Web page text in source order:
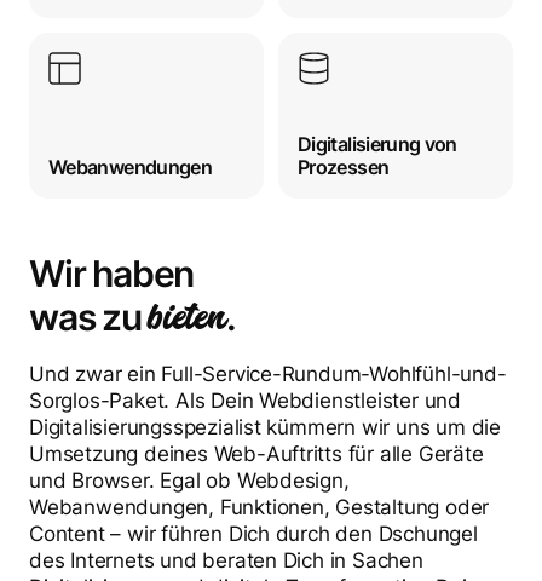
Webanwendungen
Digitalisierung von
Prozessen
Wir haben
was zubieten.
Und zwar ein Full-Service-Rundum-Wohlfühl-und-
Sorglos-Paket. Als Dein Webdienstleister und
Digitalisierungsspezialist kümmern wir uns um die
Umsetzung deines Web-Auftritts für alle Geräte
und Browser. Egal ob Webdesign,
Webanwendungen, Funktionen, Gestaltung oder
Content – wir führen Dich durch den Dschungel
des Internets und beraten Dich in Sachen